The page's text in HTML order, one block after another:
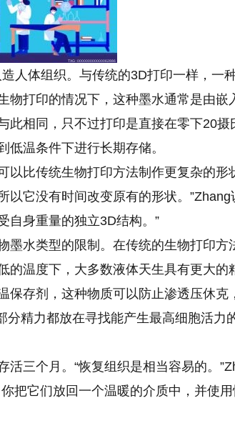
人体组织。与传统的3D打印一样，一
物打印的情况下，这种墨水通常是由嵌
此相同，只不过打印是直接在零下20摄
温条件下进行长期存储。
比传统生物打印方法制作更复杂的形
以它没有时间改变原有的形状。”Zhang
自身重量的独立3D结构。”
墨水类型的限制。在传统的生物打印方
温度下，大多数液体天生具有更大的
保存剂，这种物质可以防止渗透压休克
精力都放在寻找能产生最高细胞活力
三个月。“恢复组织是相当容易的。
把它们放回一个温暖的介质中，并使